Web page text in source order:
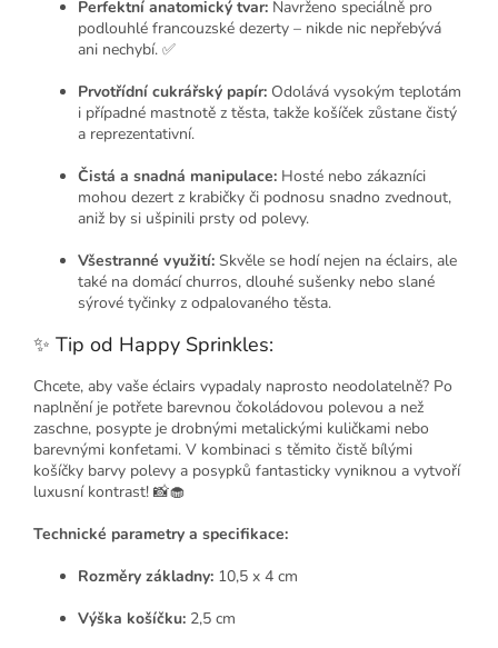
Perfektní anatomický tvar: Navrženo speciálně pro
podlouhlé francouzské dezerty – nikde nic nepřebývá
ani nechybí. ✅
Prvotřídní cukrářský papír: Odolává vysokým teplotám
i případné mastnotě z těsta, takže košíček zůstane čistý
a reprezentativní.
Čistá a snadná manipulace: Hosté nebo zákazníci
mohou dezert z krabičky či podnosu snadno zvednout,
aniž by si ušpinili prsty od polevy.
Všestranné využití: Skvěle se hodí nejen na éclairs, ale
také na domácí churros, dlouhé sušenky nebo slané
sýrové tyčinky z odpalovaného těsta.
✨ Tip od Happy Sprinkles:
Chcete, aby vaše éclairs vypadaly naprosto neodolatelně? Po
naplnění je potřete barevnou čokoládovou polevou a než
zaschne, posypte je drobnými metalickými kuličkami nebo
barevnými konfetami. V kombinaci s těmito čistě bílými
košíčky barvy polevy a posypků fantasticky vyniknou a vytvoří
luxusní kontrast! 📸🧁
Technické parametry a specifikace:
Rozměry základny: 10,5 x 4 cm
Výška košíčku: 2,5 cm